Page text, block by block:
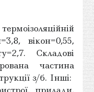
вікон=0,55,
Складові
частина
з/б. Інші:
прилади,